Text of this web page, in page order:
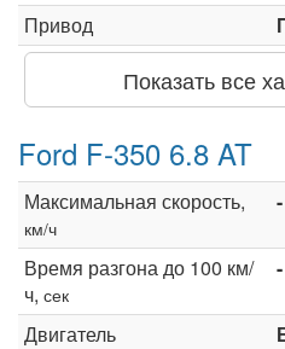
Привод
Показать все
Ford F-350 6.8 AT
Максимальная скорость,
км/ч
-
Время разгона до 100 км/
ч, сек
-
Двигатель